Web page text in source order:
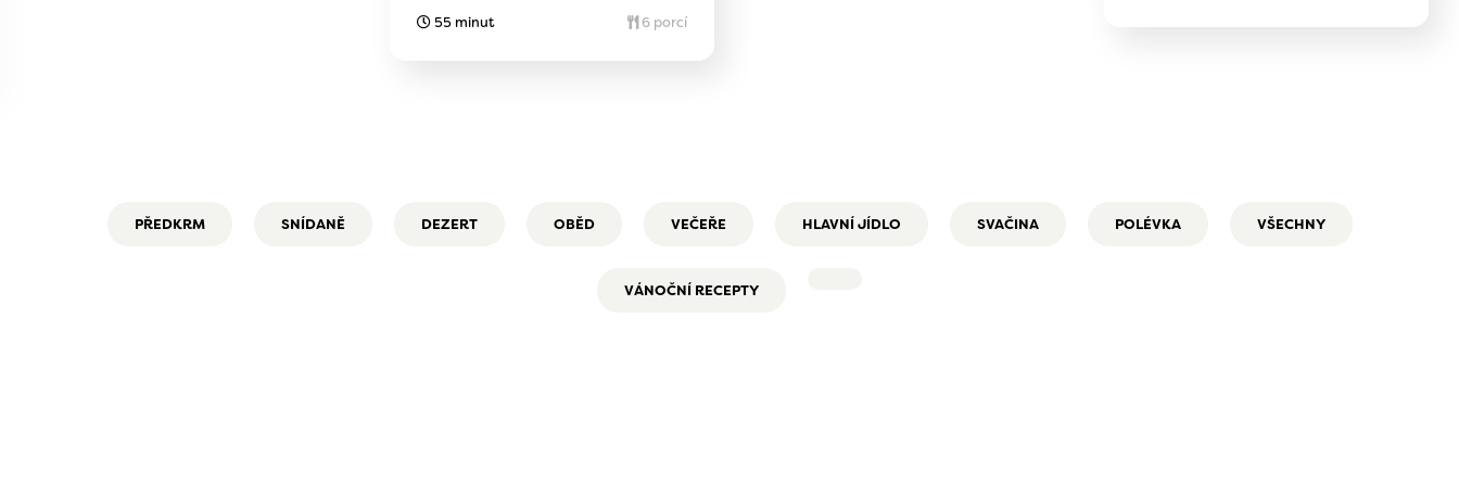
55 minut 6 porcí
PŘEDKRM SNÍDANĚ DEZERT OBĚD VEČEŘE HLAVNÍ JÍDLO SVAČINA POLÉVKA VŠECHNY
VÁNOČNÍ RECEPTY